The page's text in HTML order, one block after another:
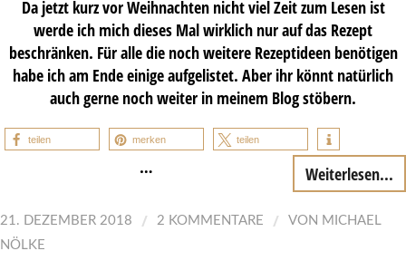
Da jetzt kurz vor Weihnachten nicht viel Zeit zum Lesen ist
werde ich mich dieses Mal wirklich nur auf das Rezept
beschränken. Für alle die noch weitere Rezeptideen benötigen
habe ich am Ende einige aufgelistet. Aber ihr könnt natürlich
auch gerne noch weiter in meinem Blog stöbern.
teilen merken teilen
… Weiterlesen...
21. DEZEMBER 2018 / 2 KOMMENTARE / VON MICHAEL
NÖLKE